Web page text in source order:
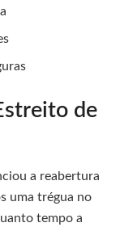
de
a reabertura
uma trégua no
tempo a